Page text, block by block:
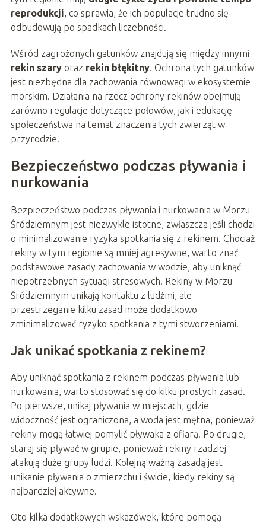
reprodukcji, co sprawia, że ich populacje trudno się
odbudowują po spadkach liczebności.
Wśród zagrożonych gatunków znajdują się między innymi
rekin szaryoraz rekin błękitny. Ochrona tych gatunków
jest niezbędna dla zachowania równowagi w ekosystemie
morskim. Działania na rzecz ochrony rekinów obejmują
zarówno regulacje dotyczące połowów, jak i edukację
społeczeństwa na temat znaczenia tych zwierząt w
przyrodzie.
Bezpieczeństwo podczas pływania i
nurkowania
Bezpieczeństwo podczas pływania i nurkowania w Morzu
Śródziemnym jest niezwykle istotne, zwłaszcza jeśli chodzi
o minimalizowanie ryzyka spotkania się z rekinem. Chociaż
rekiny w tym regionie są mniej agresywne, warto znać
podstawowe zasady zachowania w wodzie, aby uniknąć
niepotrzebnych sytuacji stresowych. Rekiny w Morzu
Śródziemnym unikają kontaktu z ludźmi, ale
przestrzeganie kilku zasad może dodatkowo
zminimalizować ryzyko spotkania z tymi stworzeniami.
Jak unikać spotkania z rekinem?
Aby uniknąć spotkania z rekinem podczas pływania lub
nurkowania, warto stosować się do kilku prostych zasad.
Po pierwsze, unikaj pływania w miejscach, gdzie
widoczność jest ograniczona, a woda jest mętna, ponieważ
rekiny mogą łatwiej pomylić pływaka z ofiarą. Po drugie,
staraj się pływać w grupie, ponieważ rekiny rzadziej
atakują duże grupy ludzi. Kolejną ważną zasadą jest
unikanie pływania o zmierzchu i świcie, kiedy rekiny są
najbardziej aktywne.
Oto kilka dodatkowych wskazówek, które pomogą